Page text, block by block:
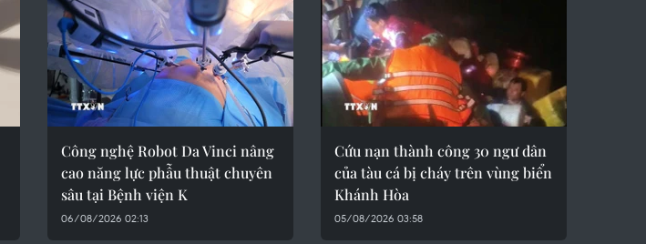
Công nghệ Robot Da Vinci nâng
cao năng lực phẫu thuật chuyên
sâu tại Bệnh viện K
06/08/2026 02:13
Cứu nạn thành công 30 ngư dân
của tàu cá bị cháy trên vùng biển
Khánh Hòa
05/08/2026 03:58